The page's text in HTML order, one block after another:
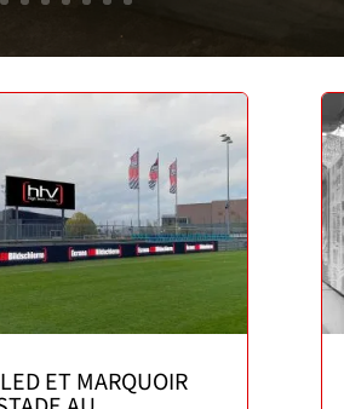
ET MARQUOIR